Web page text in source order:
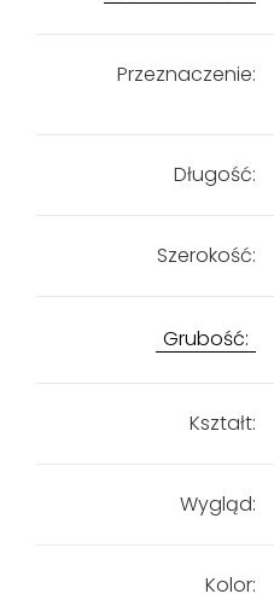
Przeznaczenie:
Długość:
Szerokość:
Grubość:
Kształt:
Wygląd:
Kolor: